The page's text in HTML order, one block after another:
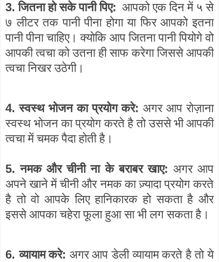
3. जितना हो सके पानी पिए: आपको एक दिन में ५ से
७ लीटर तक पानी पीना होगा या फिर आपको इतना
पानी पीना चाहिए। क्योकि आप जितना पानी पियोगे वो
आपकी त्वचा को उतना ही साफ करेगा जिससे आपकी
त्वचा निखर उठेगी।
4. स्वस्थ भोजन का प्रयोग करे: अगर आप रोज़ाना
स्वस्थ भोजन का प्रयोग करते है तो उससे भी आपकी
त्वचा में चमक पैदा होती है।
5. नमक और चीनी ना के बराबर खाए: अगर आप
अपने खाने में चीनी और नमक का ज़्यादा प्रयोग करते
है तो वो आपके लिए हानिकारक हो सकता है और
इससे आपका चहेरा फूला हुआ सा भी लग सकता है ।
6.व्यायाम करे: अगर आप डेली व्यायाम करते है तो ये